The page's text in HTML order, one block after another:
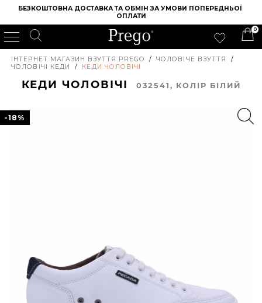
БЕЗКОШТОВНА ДОСТАВКА ТА ОБМІН ЗА УМОВИ ПОПЕРЕДНЬОЇ
ОПЛАТИ
0
ІНТЕРНЕТ МАГАЗИН ВЗУТТЯ PREGO / ЧОЛОВІЧЕ ВЗУТТЯ
/
ЧОЛОВІЧІ КЕДИ
/ КЕДИ ЧОЛОВІЧІ
КЕДИ ЧОЛОВІЧІ 032541, КОЛIР БІЛИЙ
-18%